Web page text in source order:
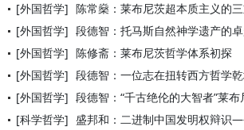
[外国哲学] 陈常燊：莱布尼茨超本质主义的
[外国哲学] 段德智：托马斯自然神学遗产的卓
[外国哲学] 陈修斋：莱布尼茨哲学体系初探
[外国哲学] 段德智：一位志在扭转西方哲学
[外国哲学] 段德智：“千古绝伦的大智者”莱布
[科学哲学] 盛邦和：二进制中国发明权辩识——《易经》